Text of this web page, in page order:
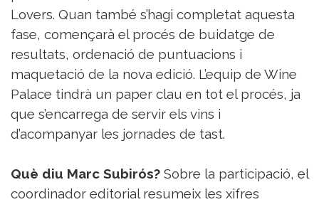
Lovers. Quan també s’hagi completat aquesta
fase, començarà el procés de buidatge de
resultats, ordenació de puntuacions i
maquetació de la nova edició. L’equip de Wine
Palace tindrà un paper clau en tot el procés, ja
que s’encarrega de servir els vins i
d’acompanyar les jornades de tast.
Què diu Marc Subirós? Sobre la participació, el
coordinador editorial resumeix les xifres